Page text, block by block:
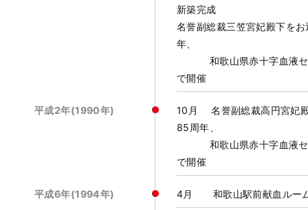
新
名誉副総裁三笠宮妃殿下を
年、
和歌山県赤十字血液セン
で開催
平成2年(1990年)
10月 名誉副総裁高円宮妃
85周年、
和歌山県赤十字血液セン
で開催
平成6年(1994年) 4月 和歌山駅前献血ルー